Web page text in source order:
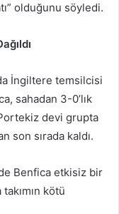
olduğunu söyledi.
İngiltere temsilcisi
sahadan 3-0’lık
devi grupta
son sırada kaldı.
Benfica etkisiz bir
kötü